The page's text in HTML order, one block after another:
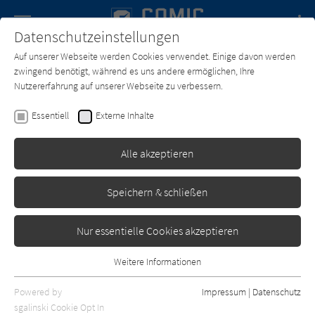
SUCHE Forum Charts Newsletter
Ingo Römling
Standard
nur rezensierte Titel anzeigen
Datenschutzeinstellungen
Auf unserer Webseite werden Cookies verwendet. Einige davon werden
zwingend benötigt, während es uns andere ermöglichen, Ihre
Nutzererfahrung auf unserer Webseite zu verbessern.
Essentiell Externe Inhalte
Alle akzeptieren
Speichern & schließen
Nur essentielle Cookies akzeptieren
Essentielle Cookies werden für grundlegende Funktionen der
Webseite benötigt. Dadurch ist gewährleistet, dass die Webseite
Weitere Informationen
Powered by
sgalinski Cookie Opt In
Impressum | Datenschutz